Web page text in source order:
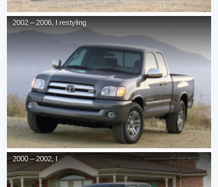
2002 – 2006, I restyling
2000–2002,I